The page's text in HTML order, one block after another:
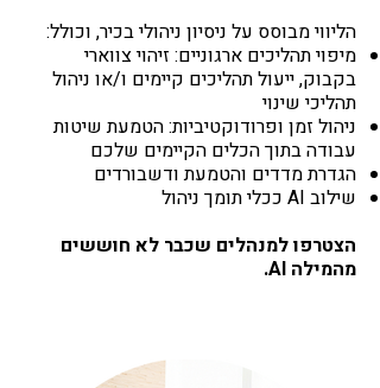
הליווי מבוסס על ניסיון ניהולי בכיר, וכולל:
מיפוי תהליכים ארגוניים: זיהוי צווארי
בקבוק, ייעול תהליכים קיימים ו/או ניהול
תהליכי שינוי
ניהול זמן ופרודוקטיביות: הטמעת שיטות
עבודה בתוך הכלים הקיימים שלכם
הגדרת מדדים והטמעת ודשבורדים
שילוב AI ככלי תומך ניהול
הצטרפו למנהלים שכבר לא חוששים
מהמילה AI.